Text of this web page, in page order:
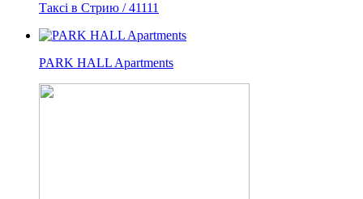
Таксі в Стрию / 41111
PARK HALL Apartments